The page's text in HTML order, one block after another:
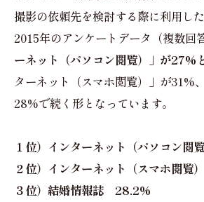
撮影の依頼先を検討する際に利用し
2015年のアンケートデータ（複数回
ーネット（パソコン閲覧）」が27%
ターネット（スマホ閲覧）」が31%
28%で続く形となっています。
１位）インターネット（パソコン
２位）インターネット（スマホ閲
３位）結婚情報誌 28.2%